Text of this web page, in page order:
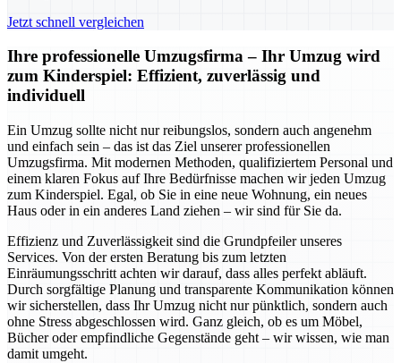
Jetzt schnell vergleichen
Ihre professionelle Umzugsfirma – Ihr Umzug wird
zum Kinderspiel: Effizient, zuverlässig und
individuell
Ein Umzug sollte nicht nur reibungslos, sondern auch angenehm
und einfach sein – das ist das Ziel unserer professionellen
Umzugsfirma. Mit modernen Methoden, qualifiziertem Personal und
einem klaren Fokus auf Ihre Bedürfnisse machen wir jeden Umzug
zum Kinderspiel. Egal, ob Sie in eine neue Wohnung, ein neues
Haus oder in ein anderes Land ziehen – wir sind für Sie da.
Effizienz und Zuverlässigkeit sind die Grundpfeiler unseres
Services. Von der ersten Beratung bis zum letzten
Einräumungsschritt achten wir darauf, dass alles perfekt abläuft.
Durch sorgfältige Planung und transparente Kommunikation können
wir sicherstellen, dass Ihr Umzug nicht nur pünktlich, sondern auch
ohne Stress abgeschlossen wird. Ganz gleich, ob es um Möbel,
Bücher oder empfindliche Gegenstände geht – wir wissen, wie man
damit umgeht.